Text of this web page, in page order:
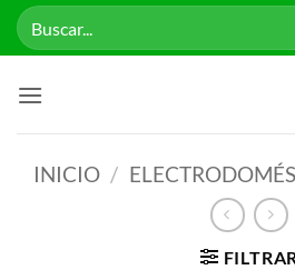
Saltar
Buscar
por:
INICIO /